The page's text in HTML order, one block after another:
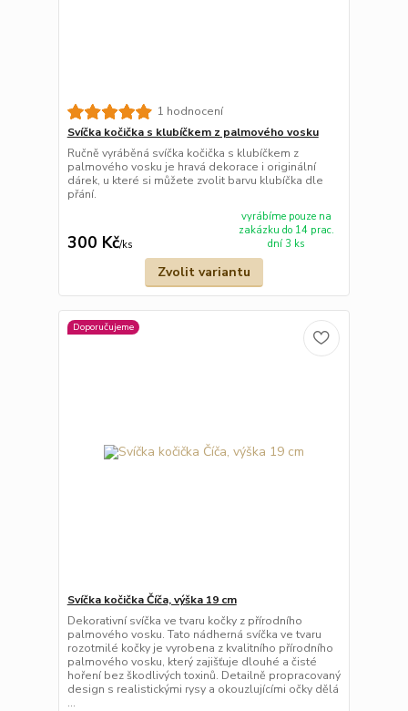
1 hodnocení
Svíčka kočička s klubíčkem z palmového vosku
Ručně vyráběná svíčka kočička s klubíčkem z
palmového vosku je hravá dekorace i originální
dárek, u které si můžete zvolit barvu klubíčka dle
přání.
300 Kč/ks
vyrábíme pouze na
zakázku do 14 prac.
dní 3 ks
Zvolit variantu
Doporučujeme
Svíčka kočička Číča, výška 19 cm
Dekorativní svíčka ve tvaru kočky z přírodního
palmového vosku. Tato nádherná svíčka ve tvaru
rozotmilé kočky je vyrobena z kvalitního přírodního
palmového vosku, který zajišťuje dlouhé a čisté
hoření bez škodlivých toxinů. Detailně propracovaný
design s realistickými rysy a okouzlujícími očky dělá
...